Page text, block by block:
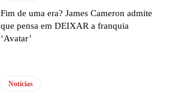
Fim de uma era? James Cameron admite
que pensa em DEIXAR a franquia
‘Avatar’
Notícias